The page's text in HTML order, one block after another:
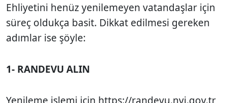
Ehliyetini henüz yenilemeyen vatandaşlar için
süreç oldukça basit. Dikkat edilmesi gereken
adımlar ise şöyle:
1- RANDEVU ALIN
Yenileme işlemi için https://randevu.nvi.gov.tr